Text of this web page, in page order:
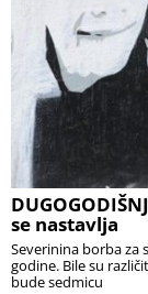
se nastavlja
Severinina borba za
godine. Bile su
bude sedmicu